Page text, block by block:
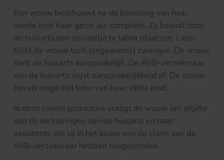
Een vrouw beschouwt na de bevalling van haar
vierde kind haar gezin als compleet. Zij besluit door
de huisarts een spiraaltje te laten plaatsen. Later
blijkt de vrouw toch (ongewenst) zwanger. De vrouw
stelt de huisarts aansprakelijk. De AVB-verzekeraar
van de huisarts wijst aansprakelijkheid af. De vrouw
bevalt enige tijd later van haar vijfde kind.
In deze civiele procedure vraagt de vrouw om afgifte
van de verklaringen van de huisarts en haar
assistente die zij in het kader van de claim aan de
AVB-verzekeraar hebben toegezonden.